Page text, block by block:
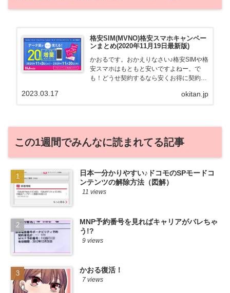
格安SIM(MVNO)格安スマホキャンペー
ンまとめ(2020年11月19日最新版)
かおるです。おかえりなさい♪格安SIMや格
安スマホはもともと安いですよねー。で
も！どうせ契約するなら安くお得に契約し
る自身も、そういう案件を常に狙ってます
okitan.jp
2023.03.17
この1週間でみんなに読まれてる記事
日本一分かりやすい♪ドコモのSPモードコ
ンテンツの解除方法（図解）
11 views
MNP予約番号を見ればキャリアがバレちゃ
う!?
9 views
かおる復活！
7 views